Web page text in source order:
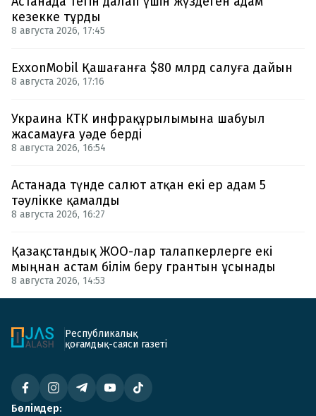
кезекке тұрды
8 августа 2026, 17:45
ExxonMobil Қашағанға $80 млрд салуға дайын
8 августа 2026, 17:16
Украина КТК инфрақұрылымына шабуыл
жасамауға уәде берді
8 августа 2026, 16:54
Астанада түнде салют атқан екі ер адам 5
тәулікке қамалды
8 августа 2026, 16:27
Қазақстандық ЖОО-лар талапкерлерге екі
мыңнан астам білім беру грантын ұсынады
8 августа 2026, 14:53
Республикалық
қоғамдық-саяси газеті
Бөлімдер: